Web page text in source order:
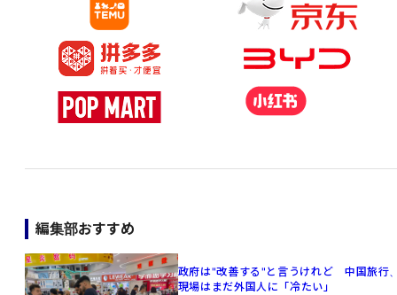
編集部おすすめ
政府は"改善する"と言うけれど 中国旅行
現場はまだ外国人に「冷たい」